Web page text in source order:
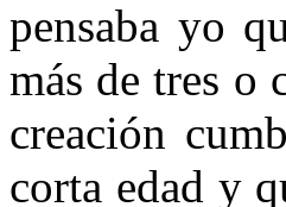
pensaba yo
más de tres o
creación
corta edad y